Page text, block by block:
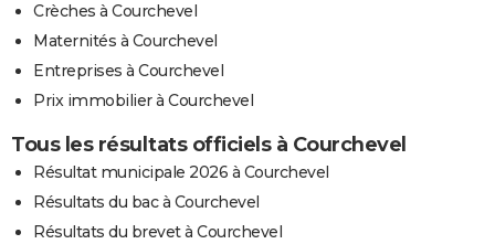
Crèches à Courchevel
Maternités à Courchevel
Entreprises à Courchevel
Prix immobilier à Courchevel
Tous les résultats officiels à Courchevel
Résultat municipale 2026 à Courchevel
Résultats du bac à Courchevel
Résultats du brevet à Courchevel